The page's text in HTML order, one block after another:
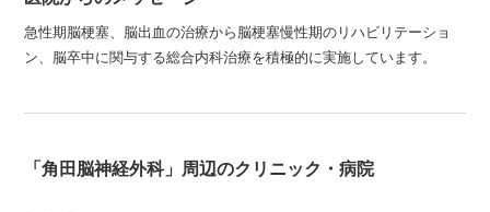
急性期脳梗塞、脳出血の治療から脳梗塞慢性期のリハビリテーショ
ン、脳卒中に関与する総合内科治療を積極的に実施しています。
「角田脳神経外科」周辺のクリニック・病院